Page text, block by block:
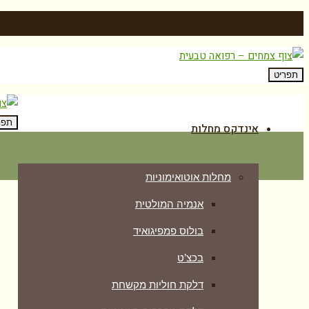
תפריט
אינדקס מחלות
מחלות אוטואימוניות
אנמיה המולטית
בולוס פמפיגואיד
בכצ’ט
דלקת חוליות מקשחת